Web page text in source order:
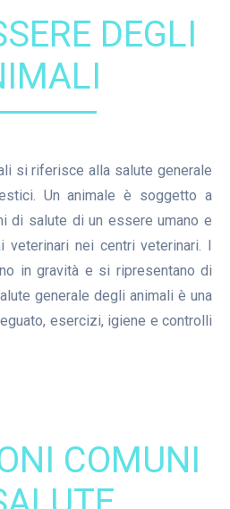
DEGLI
si riferisce alla salute generale
Un animale è soggetto a
di salute di un essere umano e
veterinari nei centri veterinari. I
in gravità e si ripresentano di
generale degli animali è una
esercizi, igiene e controlli
COMUNI